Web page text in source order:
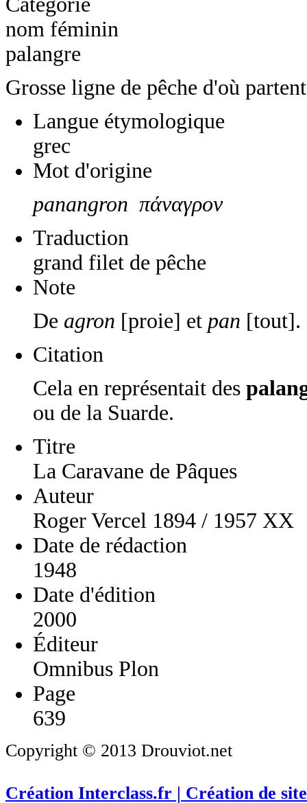
nom féminin
palangre
Grosse ligne de pêche d'où
Langue étymologique
grec
Mot d'origine
panangron πάναγρον
Traduction
grand filet de pêche
Note
De agron [proie] et pan [tout].
Citation
Cela en représentait des
ou de la Suarde.
Titre
La Caravane de Pâques
Auteur
Roger Vercel 1894 / 1957 XX
Date de rédaction
1948
Date d'édition
2000
Éditeur
Omnibus Plon
Page
639
Copyright © 2013 Drouviot.net
Création Interclass.fr | Création de